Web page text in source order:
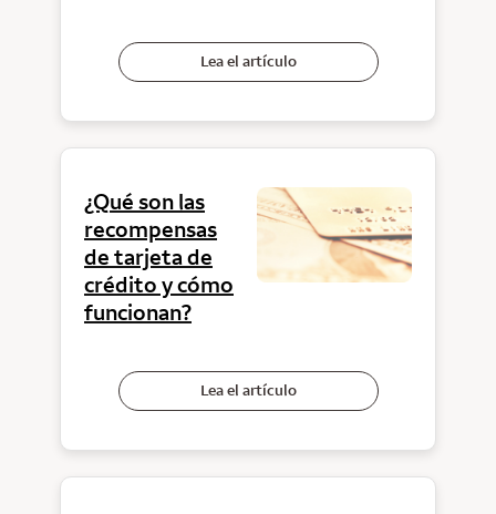
Lea el artículo
¿Qué son las
recompensas
de tarjeta de
crédito y cómo
funcionan?
Lea el artículo